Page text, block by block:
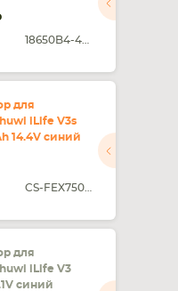
для
iLife V3s
14.4V синий
для
iLife V3
синий